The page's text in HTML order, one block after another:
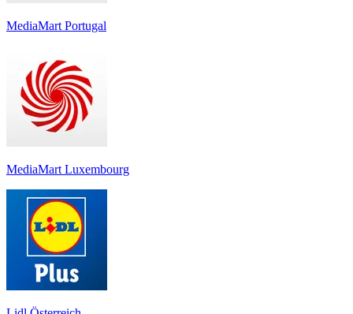
MediaMart Portugal
MediaMart Luxembourg